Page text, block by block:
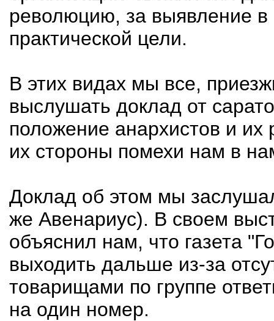
революцию, за выявление в
практической цели.
В этих видах мы все,
выслушать доклад от
положение анархистов и
их стороны помехи нам в
Доклад об этом мы
же Авенариус). В своем
объяснил нам, что газета
выходить дальше из-за
товарищами по группе
на один номер.